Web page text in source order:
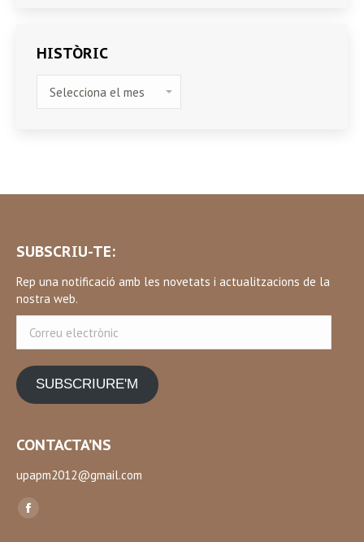
HISTÒRIC
SUBSCRIU-TE:
Rep una notificació amb les novetats i actualitzacions de la
nostra web.
electrònic
SUBSCRIURE'M
CONTACTA’NS
upapm2012@gmail.com
Find us on:
Facebook